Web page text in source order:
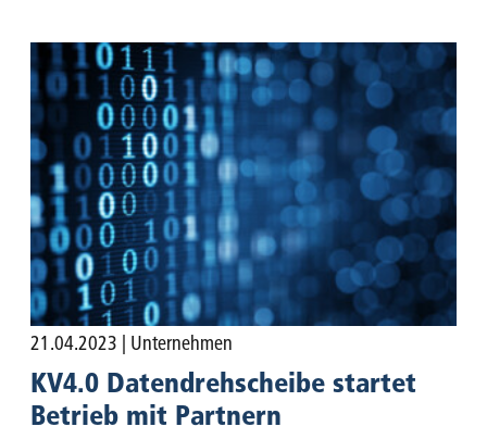
21.04.2023 | Unternehmen
KV4.0 Datendrehscheibe startet
Betrieb mit Partnern